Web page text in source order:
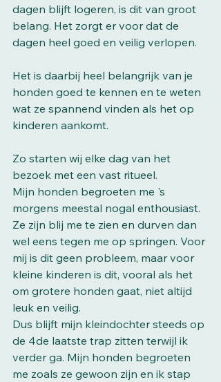
dagen blijft logeren, is dit van groot
belang. Het zorgt er voor dat de
dagen heel goed en veilig verlopen.
Het is daarbij heel belangrijk van je
honden goed te kennen en te weten
wat ze spannend vinden als het op
kinderen aankomt.
Zo starten wij elke dag van het
bezoek met een vast ritueel.
Mijn honden begroeten me 's
morgens meestal nogal enthousiast.
Ze zijn blij me te zien en durven dan
wel eens tegen me op springen. Voor
mij is dit geen probleem, maar voor
kleine kinderen is dit, vooral als het
om grotere honden gaat, niet altijd
leuk en veilig.
Dus blijft mijn kleindochter steeds op
de 4de laatste trap zitten terwijl ik
verder ga. Mijn honden begroeten
me zoals ze gewoon zijn en ik stap